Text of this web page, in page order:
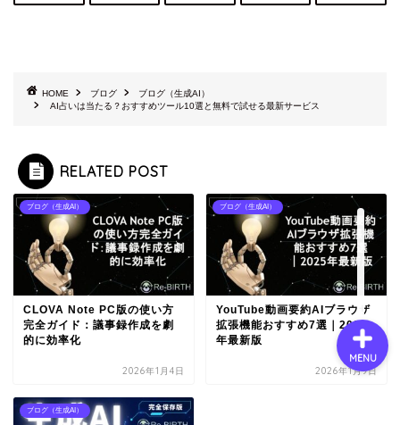
HOME ブログ
ブログ（生成AI）
AI占いは当たる？おすすめツール10選と無料で試せる最新サービス
RELATED POST
ブログ（生成AI）
CLOVA Note PC版の使い方
完全ガイド：議事録作成を劇
的に効率化
2026年1月4日
ブログ（生成AI）
YouTube動画要約AIブラウザ
拡張機能おすすめ7選｜2025
年最新版
2026年1月9日
ブログ（生成AI）
MENU
お問い合わせ